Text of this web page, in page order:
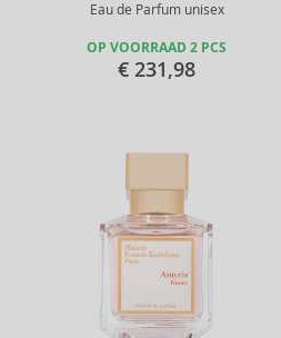
Eau de Parfum unisex
OP VOORRAAD 2 PCS
€ 231,98